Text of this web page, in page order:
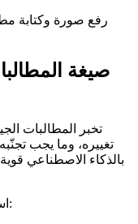
صيغة
تخبر المطالبات
تغييره، وما يجب
بالذكاء الاصطناعي
استخدم هذه الصيغة القابلة لإعادة الاستخدام: